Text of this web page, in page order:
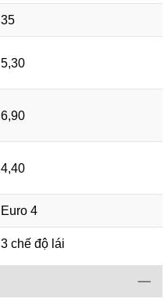
35
5,30
6,90
4,40
Euro 4
3 chế độ lái